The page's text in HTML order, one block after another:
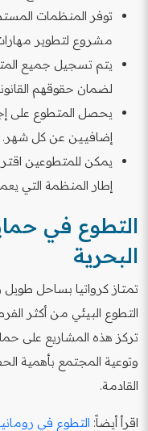
توفر المنظمات
مشروع لتطوير
يتم تسجيل جميع
لضمان حقوقهم
يحصل المتطوع على
إضافيين عن كل شهر.
يمكن للمتطوعين
إطار المنظمة التي
التطوع في
البحرية
تمتاز كرواتيا بساحل
التطوع البيئي من أكثر
تركز هذه المشاريع على
وتوعية المجتمع بأهمية
القادمة.
اقرأ أيضاً: التطوع في